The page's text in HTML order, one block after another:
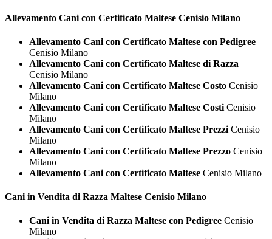
Allevamento Cani con Certificato Maltese Cenisio Milano
Allevamento Cani con Certificato Maltese con Pedigree
Cenisio Milano
Allevamento Cani con Certificato Maltese di Razza
Cenisio Milano
Allevamento Cani con Certificato Maltese Costo Cenisio
Milano
Allevamento Cani con Certificato Maltese Costi Cenisio
Milano
Allevamento Cani con Certificato Maltese Prezzi Cenisio
Milano
Allevamento Cani con Certificato Maltese Prezzo Cenisio
Milano
Allevamento Cani con Certificato Maltese Cenisio Milano
Cani in Vendita di Razza Maltese Cenisio Milano
Cani in Vendita di Razza Maltese con Pedigree Cenisio
Milano